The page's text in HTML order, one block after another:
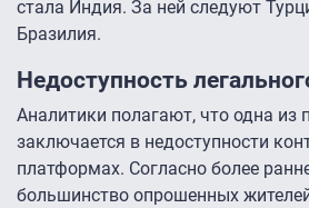
стала Индия. За ней следуют
Бразилия.
Недоступность
Аналитики полагают, что одна из
заключается в недоступности
платформах. Согласно более
большинство опрошенных